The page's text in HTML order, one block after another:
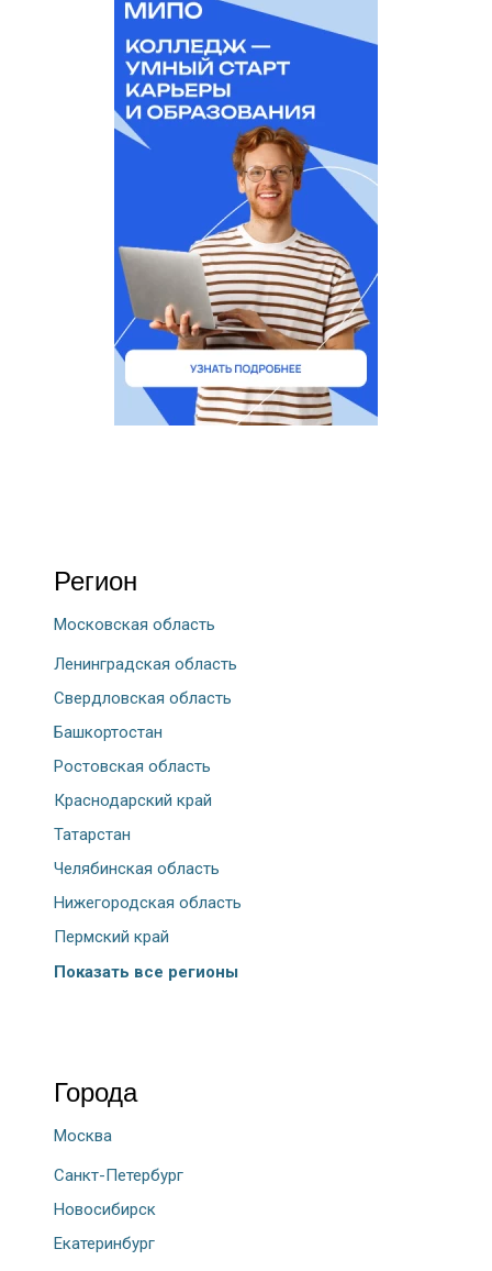
Регион
Московская область
Ленинградская область
Свердловская область
Башкортостан
Ростовская область
Краснодарский край
Татарстан
Челябинская область
Нижегородская область
Пермский край
Показать все регионы
Города
Москва
Санкт-Петербург
Новосибирск
Екатеринбург